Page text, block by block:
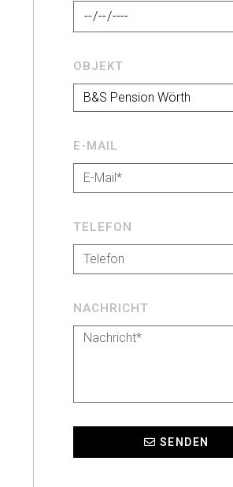
OBJEKT
E-MAIL
TELEFON
NACHRICHT
SENDEN